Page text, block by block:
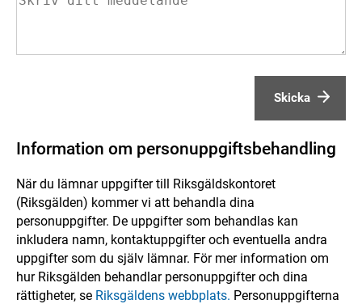
Skicka
Information om personuppgiftsbehandling
När du lämnar uppgifter till Riksgäldskontoret
(Riksgälden) kommer vi att behandla dina
personuppgifter. De uppgifter som behandlas kan
inkludera namn, kontaktuppgifter och eventuella andra
uppgifter som du själv lämnar. För mer information om
hur Riksgälden behandlar personuppgifter och dina
rättigheter, se Riksgäldens webbplats. Personuppgifterna